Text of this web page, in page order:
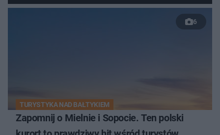
Świętokrzyskich
6
TURYSTYKA NAD BAŁTYKIEM
Zapomnij o Mielnie i Sopocie. Ten polski